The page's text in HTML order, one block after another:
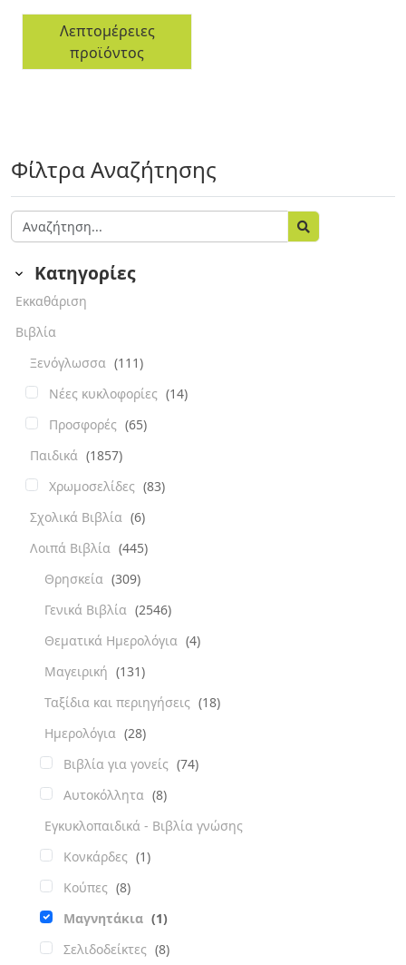
Λεπτομέρειες
προϊόντος
Φίλτρα Αναζήτησης
Κατηγορίες
Εκκαθάριση
Βιβλία
Ξενόγλωσσα (111)
Νέες κυκλοφορίες (14)
Προσφορές (65)
Παιδικά (1857)
Χρωμοσελίδες (83)
Σχολικά Βιβλία (6)
Λοιπά Βιβλία (445)
Θρησκεία (309)
Γενικά Βιβλία (2546)
Θεματικά Ημερολόγια (4)
Μαγειρική (131)
Ταξίδια και περιηγήσεις (18)
Ημερολόγια (28)
Βιβλία για γονείς (74)
Αυτοκόλλητα (8)
Εγκυκλοπαιδικά - Βιβλία γνώσης
Κονκάρδες (1)
Κούπες (8)
Μαγνητάκια (1)
Σελιδοδείκτες (8)